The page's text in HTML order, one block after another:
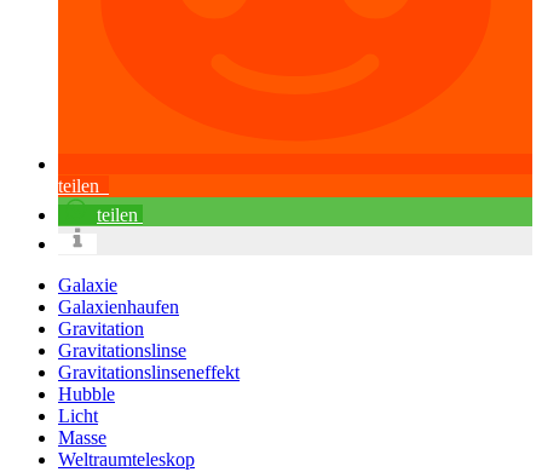
teilen
teilen
Galaxie
Galaxienhaufen
Gravitation
Gravitationslinse
Gravitationslinseneffekt
Hubble
Licht
Masse
Weltraumteleskop